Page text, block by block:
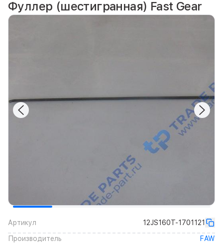
Фуллер (шестигранная) Fast Gear
Артикул
12JS160T-1701121
Производитель
FAW